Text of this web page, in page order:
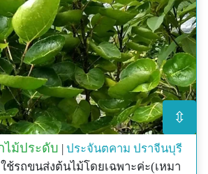
⇳
ไม้ประดับ | ประจันตคาม ปราจีนบุรี
ช้รถขนส่งต้นไม้โดยเฉพาะค่ะ(เหมา